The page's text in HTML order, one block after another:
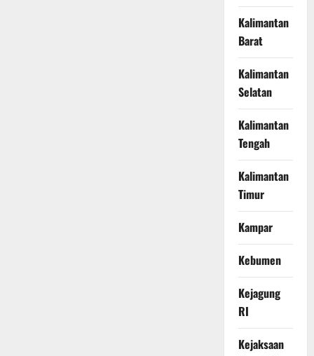
Kalimantan
Barat
Kalimantan
Selatan
Kalimantan
Tengah
Kalimantan
Timur
Kampar
Kebumen
Kejagung
RI
Kejaksaan